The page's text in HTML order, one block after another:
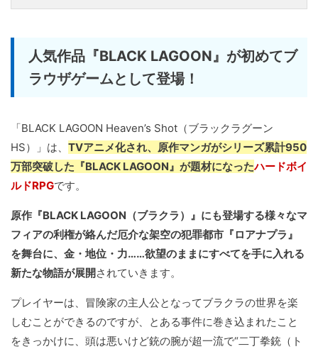
人気作品『BLACK LAGOON』が初めてブ
ラウザゲームとして登場！
「BLACK LAGOON Heaven’s Shot（ブラックラグーン
HS）」は、 TVアニメ化され、原作マンガがシリーズ累計950
万部突破した『BLACK LAGOON』が題材になったハードボイ
ルドRPGです。
原作『BLACK LAGOON（ブラクラ）』にも登場する様々なマ
フィアの利権が絡んだ厄介な架空の犯罪都市『ロアナプラ』
を舞台に、金・地位・力……欲望のままにすべてを手に入れる
新たな物語が展開 されていきます。
プレイヤーは、冒険家の主人公となってブラクラの世界を楽
しむことができるのですが、とある事件に巻き込まれたこと
をきっかけに、頭は悪いけど銃の腕が超一流で“二丁拳銃（ト